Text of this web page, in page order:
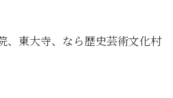
、東大寺、なら歴史芸術文化村